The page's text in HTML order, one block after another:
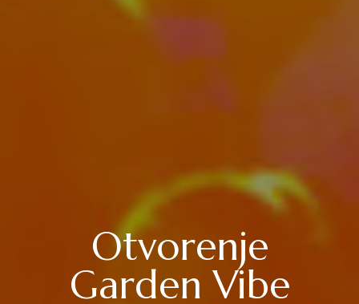
Otvorenje
Garden Vibe